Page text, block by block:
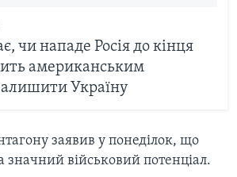
чи нападе Росія до кінця
американським
Україну
заявив у понеділок, що
значний військовий потенціал.